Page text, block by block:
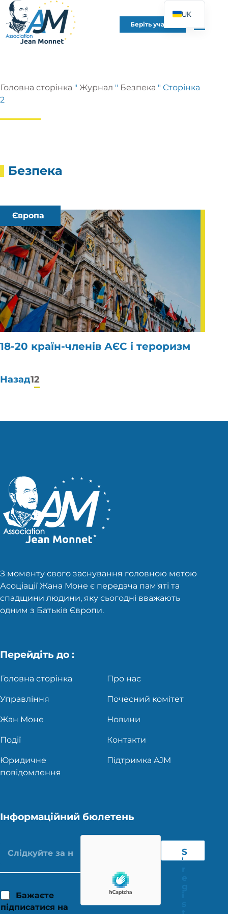
Беріть участь
Головна сторінка " Журнал " Безпека " Сторінка
2
Безпека
Європа
18-20 країн-членів АЄС і тероризм
Пагінація
Назад12
З моменту свого заснування головною метою
Асоціації Жана Моне є передача пам'яті та
спадщини людини, яку сьогодні вважають
одним з Батьків Європи.
Перейдіть до :
Головна сторінка Про нас
Управління Почесний комітет
Жан Моне Новини
Події Контакти
Юридичне
повідомлення
Підтримка AJM
Інформаційний бюлетень
Бажаєте
підписатися на
S
'
UK
FR